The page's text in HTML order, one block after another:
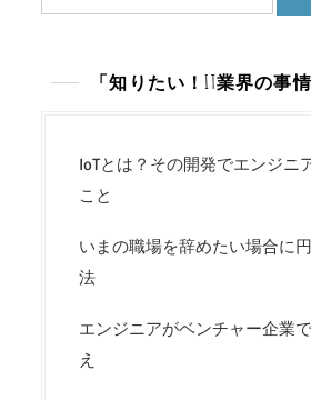
「知りたい！IT業界の事
IoTとは？その開発でエンジニ
こと
いまの職場を辞めたい場合に
法
エンジニアがベンチャー企業
え